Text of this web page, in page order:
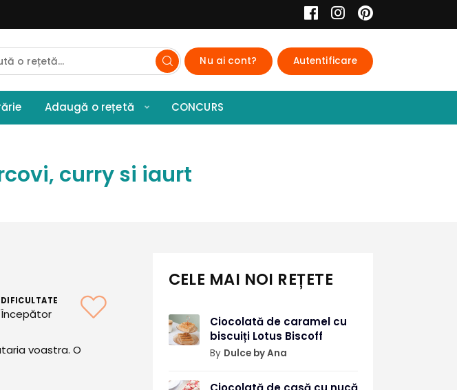
Nu ai cont? Autentificare
Adaugă o rețetă CONCURS
curry si iaurt
DIFICULTATE
Începător
voastra. O
CELE MAI NOI REȚETE
Ciocolată de caramel cu
biscuiți Lotus Biscoff
By Dulce by Ana